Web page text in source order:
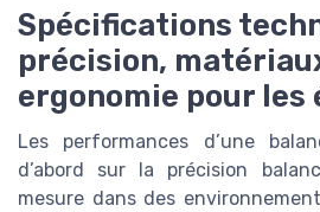
Spécifications
précision,
ergonomie pour les
Les performances d’une
d’abord sur la précision
mesure dans des